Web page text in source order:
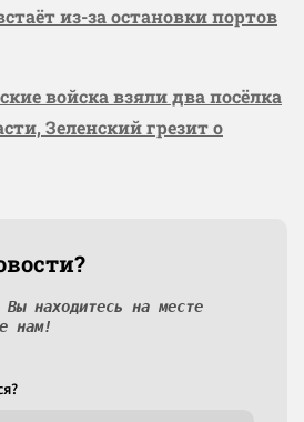
из-за остановки портов
войска взяли два посёлка
Зеленский грезит о
находитесь на месте
нам!